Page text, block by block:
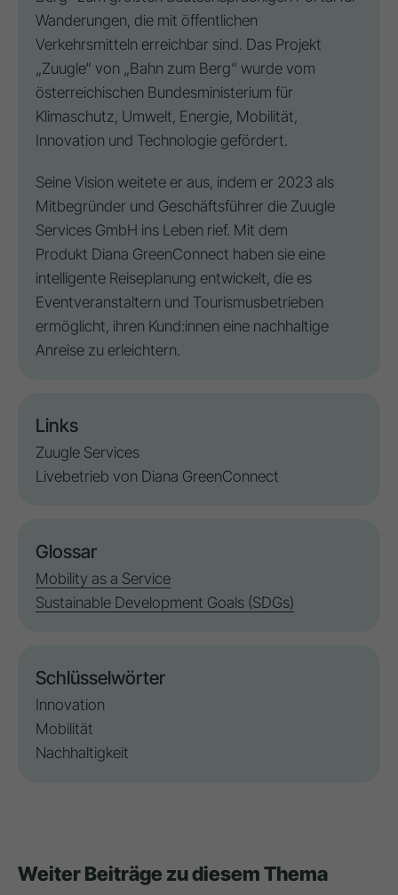
Wanderungen, die mit öffentlichen
Verkehrsmitteln erreichbar sind. Das Projekt
„Zuugle“ von „Bahn zum Berg“ wurde vom
österreichischen Bundesministerium für
Klimaschutz, Umwelt, Energie, Mobilität,
Innovation und Technologie gefördert.
SeineVision weitete er aus, indem er 2023 als
Mitbegründer und Geschäftsführer die Zuugle
Services GmbH ins Leben rief. Mit dem
Produkt Diana GreenConnect haben sie eine
intelligente Reiseplanung entwickelt, die es
Eventveranstaltern und Tourismusbetrieben
ermöglicht, ihren Kund:innen eine nachhaltige
Anreise zu erleichtern.
Links
Zuugle Services
Livebetrieb von Diana GreenConnect
Glossar
Mobility as a Service
Sustainable Development Goals (SDGs)
Schlüsselwörter
Innovation
Mobilität
Nachhaltigkeit
Weiter Beiträge zu diesem Thema